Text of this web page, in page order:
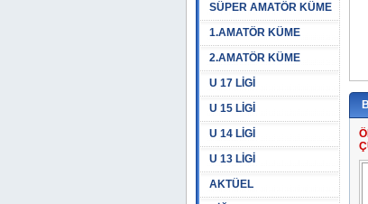
SÜPER AMATÖR KÜME
1.AMATÖR KÜME
2.AMATÖR KÜME
U 17 LİGİ
U 15 LİGİ
U 14 LİGİ
U 13 LİGİ
AKTÜEL